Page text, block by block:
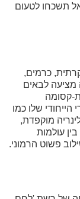
תשכחו לטעום
כרמים,
לבאים
קסומה
שלו כמו
מוקפדת,
עולמות
פשוט הרמוני.